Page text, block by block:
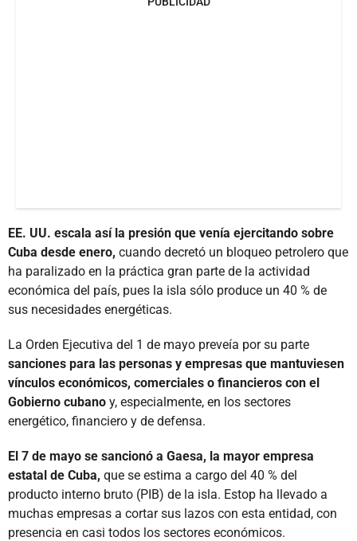
EE. UU. escala así la presión que venía ejercitando sobre
Cuba desde enero, cuando decretó un bloqueo petrolero que
ha paralizado en la práctica gran parte de la actividad
económica del país, pues la isla sólo produce un 40 % de
sus necesidades energéticas.
La Orden Ejecutiva del 1 de mayo preveía por su parte
sanciones para las personas y empresas que mantuviesen
vínculos económicos, comerciales o financieros con el
Gobierno cubano y, especialmente, en los sectores
energético, financiero y de defensa.
El 7 de mayo se sancionó a Gaesa, la mayor empresa
estatal de Cuba, que se estima a cargo del 40 % del
producto interno bruto (PIB) de la isla. Estop ha llevado a
muchas empresas a cortar sus lazos con esta entidad, con
presencia en casi todos los sectores económicos.